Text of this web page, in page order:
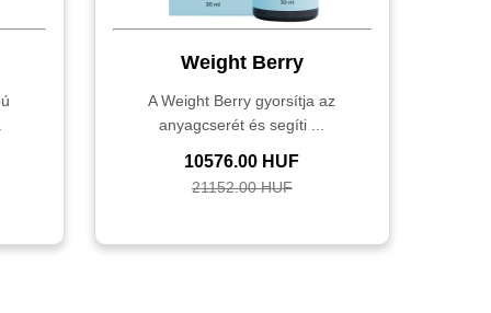
Weight Berry
A Weight Berry gyorsítja az
anyagcserét és segíti ...
10576.00 HUF
21152.00 HUF